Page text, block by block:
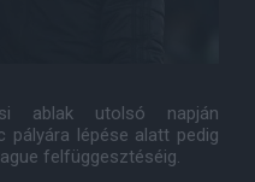
ablak utolsó napján
pályára lépése alatt pedig
felfüggesztéséig.